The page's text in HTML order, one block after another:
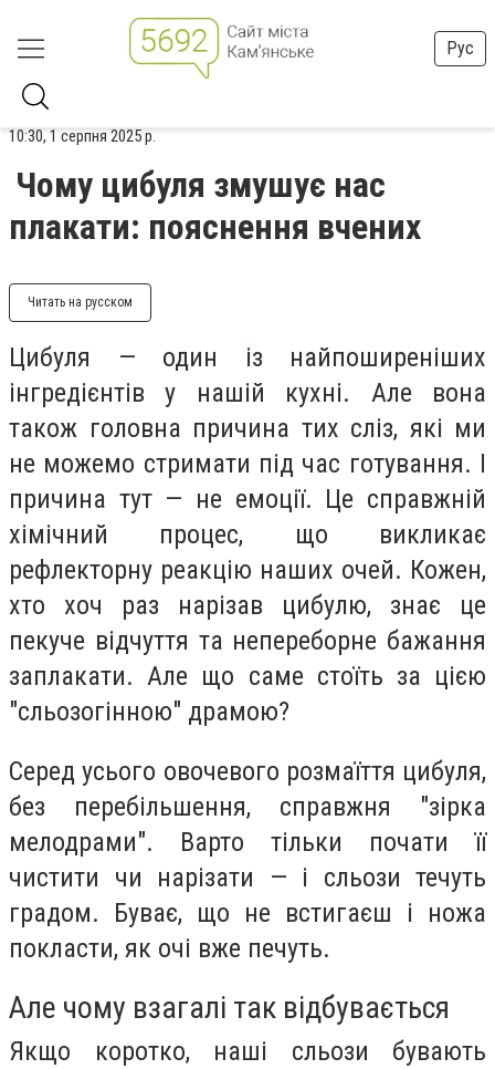
Рус
10:30, 1 серпня 2025 р.
Чому цибуля змушує нас
плакати: пояснення вчених
Читать на русском
Цибуля — один із найпоширеніших
інгредієнтів у нашій кухні. Але вона
також головна причина тих сліз, які ми
не можемо стримати під час готування. І
причина тут — не емоції. Це справжній
хімічний процес, що викликає
рефлекторну реакцію наших очей. Кожен,
хто хоч раз нарізав цибулю, знає це
пекуче відчуття та непереборне бажання
заплакати. Але що саме стоїть за цією
"сльозогінною" драмою?
Серед усього овочевого розмаїття цибуля,
без перебільшення, справжня "зірка
мелодрами". Варто тільки почати її
чистити чи нарізати — і сльози течуть
градом. Буває, що не встигаєш і ножа
покласти, як очі вже печуть.
Але чому взагалі так відбувається
Якщо коротко, наші сльози бувають